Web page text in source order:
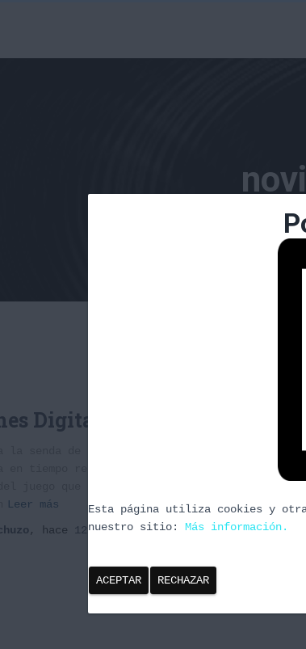
Digital 2×07: Warcraft y
a la senda de Blizzard, para abarcar con
en tiempo real (RTS) y que también sirvió a la
Leer más
, hace 12 años
Esta página utiliza cookies y
nuestro sitio: Más información.
ACEPTAR RECHAZAR